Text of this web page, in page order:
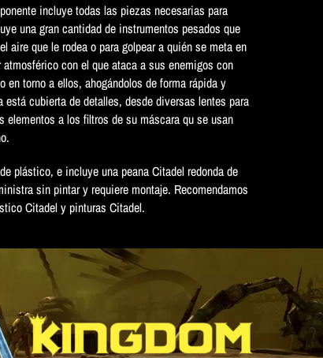
incluye todas las piezas necesarias para
una gran cantidad de instrumentos pesados que
aire que le rodea o para golpear a quién se meta en
con el que ataca a sus enemigos con
en torno a ellos, ahogándolos de forma rápida y
está cubierta de detalles, desde diversas lentes para
elementos a los filtros de su máscara qu se usan
plástico, e incluye una peana Citadel redonda de
sin pintar y requiere montaje. Recomendamos
Citadel y pinturas Citadel.